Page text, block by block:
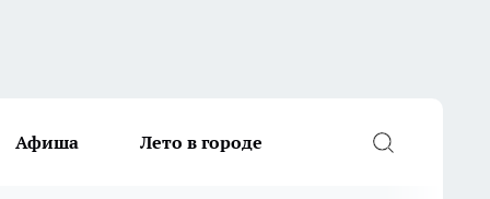
Афиша Лето в городе